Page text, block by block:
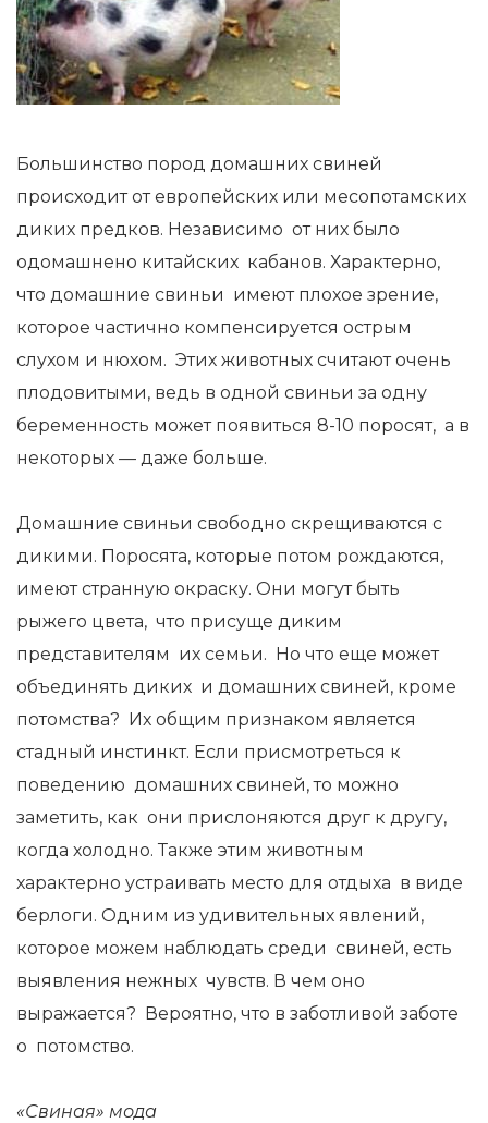
Большинство пород домашних свиней
происходит от европейских или месопотамских
диких предков. Независимо от них было
одомашнено китайских кабанов. Характерно,
что домашние свиньи имеют плохое зрение,
которое частично компенсируется острым
слухом и нюхом. Этих животных считают очень
плодовитыми, ведь в одной свиньи за одну
беременность может появиться 8-10 поросят, а в
некоторых — даже больше.
Домашние свиньи свободно скрещиваются с
дикими. Поросята, которые потом рождаются,
имеют странную окраску. Они могут быть
рыжего цвета, что присуще диким
представителям их семьи. Но что еще может
объединять диких и домашних свиней, кроме
потомства? Их общим признаком является
стадный инстинкт. Если присмотреться к
поведению домашних свиней, то можно
заметить, как они прислоняются друг к другу,
когда холодно. Также этим животным
характерно устраивать место для отдыха в виде
берлоги. Одним из удивительных явлений,
которое можем наблюдать среди свиней, есть
выявления нежных чувств. В чем оно
выражается? Вероятно, что в заботливой заботе
о потомство.
«Свиная» мода